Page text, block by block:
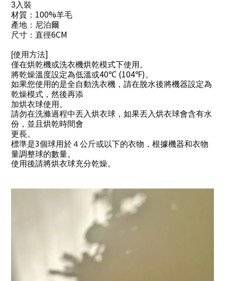
3入裝
材質： 100%羊毛
產地：尼泊爾
尺寸：直徑6CM
[使用方法]
僅在烘乾機或洗衣機烘乾模式下使用。
將乾燥溫度設定為低溫或40℃ (104℉)。
如果您使用的是全自動洗衣機，請在脫水後將機器設定為
乾燥模式，然後再添
加烘衣球使用。
請勿在洗滌過程中丟入烘衣球，如果丟入烘衣球會含有水
份，並且烘乾時間會
更長。
標準是3個球用於４公斤或以下的衣物，根據機器和衣物
量調整球的數量。
使用後請將烘衣球充分乾燥。